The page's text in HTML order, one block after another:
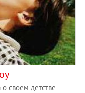
своем детстве